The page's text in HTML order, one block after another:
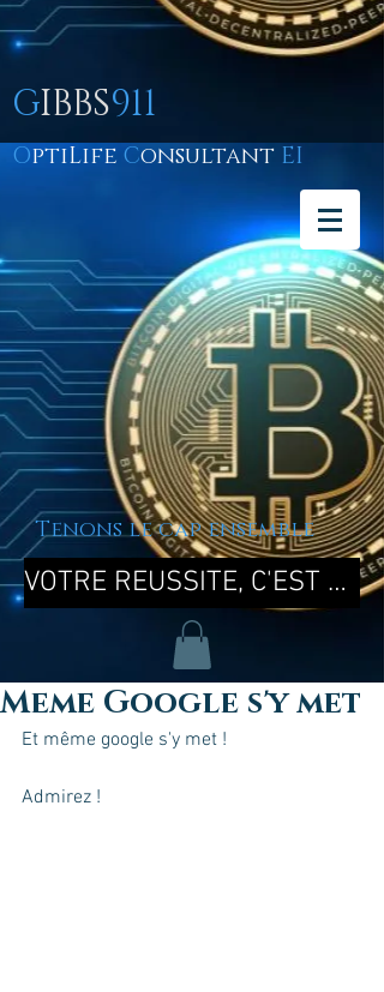
GIBBS911
OptiLife Consultant EI
Tenons le cap ensemble
VOTRE REUSSITE, C'EST MA REUSSITE !
Meme Google s'y met
Et même google s'y met !
Admirez !